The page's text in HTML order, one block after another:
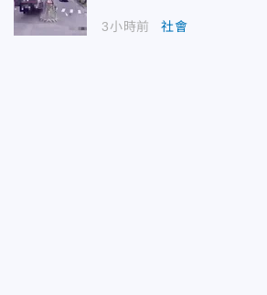
3小時前 社會